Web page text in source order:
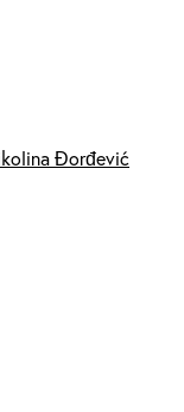
Đorđević